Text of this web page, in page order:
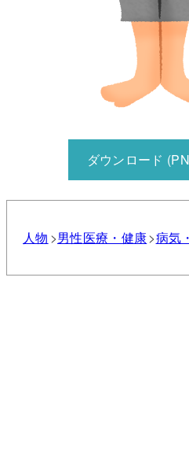
ダウンロード
人物 男性医療・健康 病気